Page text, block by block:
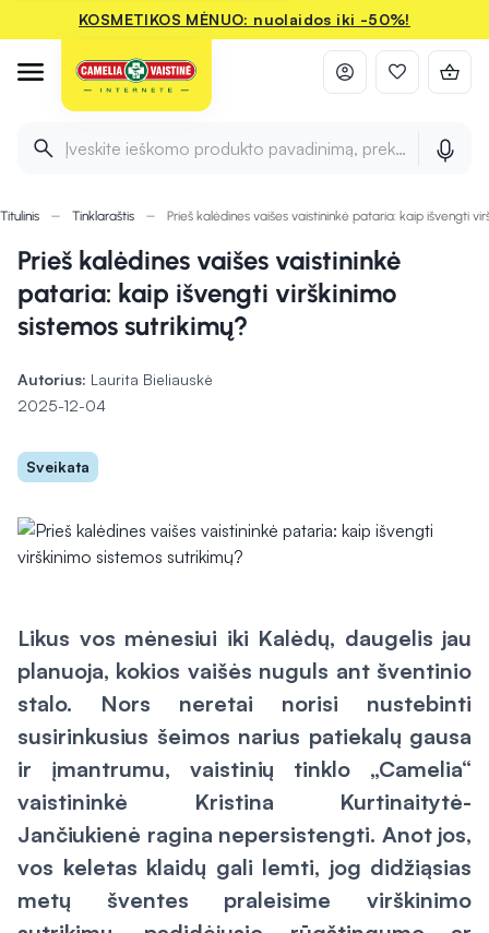
KOSMETIKOS MĖNUO: nuolaidos iki -50%!
Įveskite ieškomo produkto pavadinimą, prekės ženklą ir
Titulinis Tinklaraštis Prieš kalėdines vaišes vaistininkė pataria: kaip išvengti
Prieš kalėdines vaišes vaistininkė
pataria: kaip išvengti virškinimo
sistemos sutrikimų?
Autorius: Laurita Bieliauskė
2025-12-04
Sveikata
Likus vos mėnesiui iki Kalėdų, daugelis jau
planuoja, kokios vaišės nuguls ant šventinio
stalo. Nors neretai norisi nustebinti
susirinkusius šeimos narius patiekalų gausa
ir įmantrumu, vaistinių tinklo „Camelia“
vaistininkė Kristina Kurtinaitytė-
Jančiukienė ragina nepersistengti. Anot jos,
vos keletas klaidų gali lemti, jog didžiąsias
metų šventes praleisime virškinimo